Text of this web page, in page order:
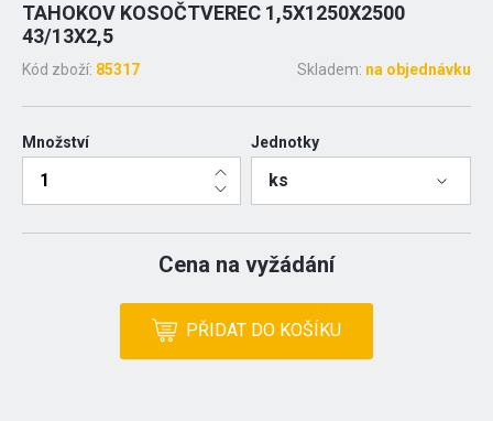
TAHOKOV KOSOČTVEREC 1,5X1250X2500
43/13X2,5
Kód zboží: 85317 Skladem: na objednávku
Množství Jednotky
ks
Cena na vyžádání
PŘIDAT DO KOŠÍKU